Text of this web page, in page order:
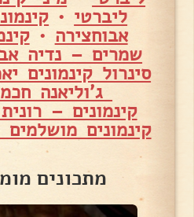
ליברטי •
אבוחצירה •
שמרים – נדיה
סינרול קינמונים
ג'וליאנה
קינמונים –
קינמונים
מתכונים